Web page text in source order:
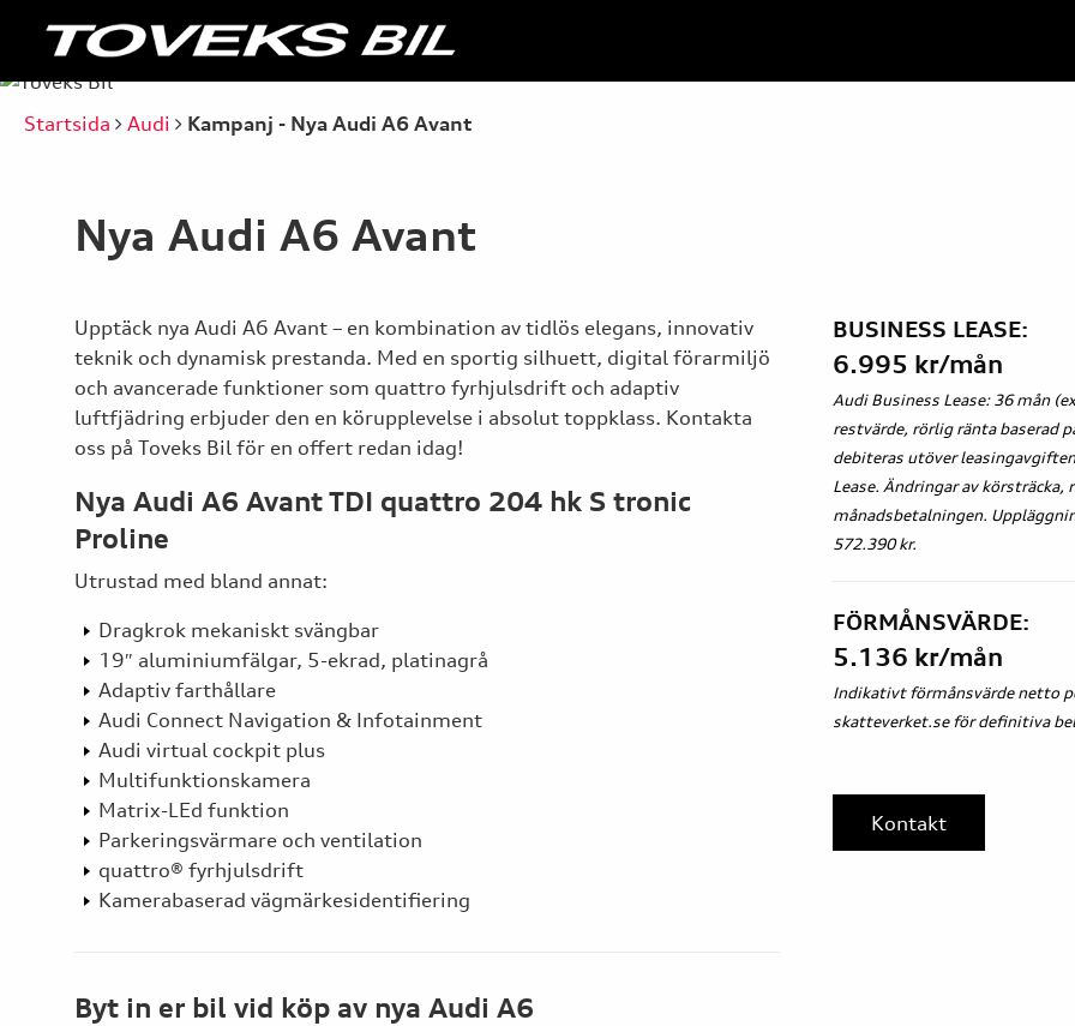
Startsida Audi Kampanj - Nya Audi A6 Avant
Nya Audi A6 Avant
Upptäck nya Audi A6 Avant – en kombination av tidlös elegans, innovativ
teknik och dynamisk prestanda. Med en sportig silhuett, digital förarmiljö
och avancerade funktioner som quattro fyrhjulsdrift och adaptiv
luftfjädring erbjuder den en körupplevelse i absolut toppklass. Kontakta
oss på Toveks Bil för en offert redan idag!
Nya Audi A6 Avant TDI quattro 204 hk S tronic
Proline
Utrustad med bland annat:
Dragkrok mekaniskt svängbar
19″ aluminiumfälgar, 5-ekrad, platinagrå
Adaptiv farthållare
Audi Connect Navigation & Infotainment
Audi virtual cockpit plus
Multifunktionskamera
Matrix-LEd funktion
Parkeringsvärmare och ventilation
quattro® fyrhjulsdrift
Kamerabaserad vägmärkesidentifiering
Byt in er bil vid köp av nya Audi A6
BUSINESS LEASE:
6.995 kr/mån
Audi Business Lease: 36 mån
restvärde, rörlig ränta baserad
debiteras utöver
Lease. Ändringar av
månadsbetalningen.
572.390 kr.
FÖRMÅNSVÄRDE:
5.136 kr/mån
Indikativt förmånsvärde netto
skatteverket.se för definitiva
Kontakt